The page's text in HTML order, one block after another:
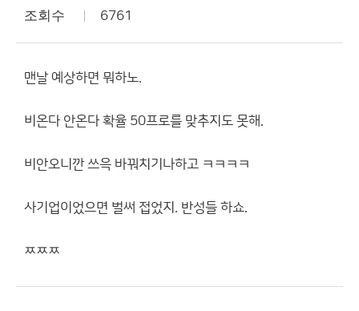
조회수 6761
맨날 예상하면 뭐하노.
비온다 안온다 확율 50프로를 맞추지도 못해.
비안오니깐 쓰윽 바꿔치기나하고 ㅋㅋㅋㅋ
사기업이었으면 벌써 접었지. 반성들 하쇼.
ㅉㅉㅉ